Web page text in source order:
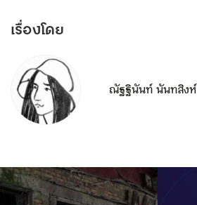
เรื่องโดย
ณัฐฐินันท์ นันทสิงห์